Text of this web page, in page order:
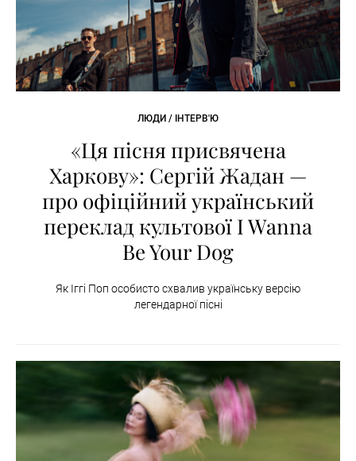
ЛЮДИ / ІНТЕРВ'Ю
«Ця пісня присвячена
Харкову»: Сергій Жадан —
про офіційний український
переклад культової I Wanna
Be Your Dog
Як Іггі Поп особисто схвалив українську версію
легендарної пісні